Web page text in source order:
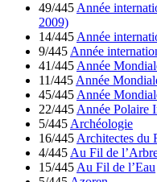
49/445 Année
2009)
14/445 Année
9/445 Année
41/445 Année
11/445 Année
45/445 Année
22/445 Année Polaire
5/445 Archéologie
16/445 Architectes du
4/445 Au Fil de
15/445 Au Fil de l’Eau